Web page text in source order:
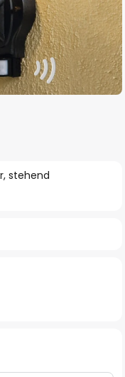
stehend